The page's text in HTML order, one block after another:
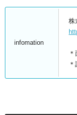
infomation
株